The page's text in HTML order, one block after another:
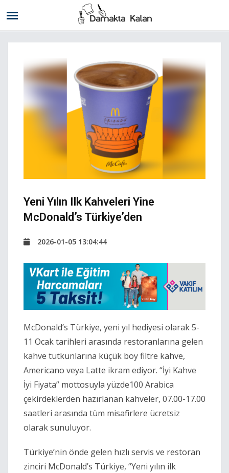
Yeni Yılın Ilk Kahveleri Yine
McDonald’s Türkiye’den
2026-01-05 13:04:44
McDonald’s Türkiye, yeni yıl hediyesi olarak 5-
11 Ocak tarihleri arasında restoranlarına gelen
kahve tutkunlarına küçük boy filtre kahve,
Americano veya Latte ikram ediyor. “İyi Kahve
İyi Fiyata” mottosuyla yüzde100 Arabica
çekirdeklerden hazırlanan kahveler, 07.00-17.00
saatleri arasında tüm misafirlere ücretsiz
olarak sunuluyor.
Türkiye’nin önde gelen hızlı servis ve restoran
zinciri McDonald’s Türkiye, “Yeni yılın ilk